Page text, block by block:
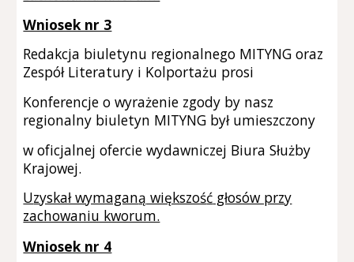
Wniosek nr 3
Redakcja biuletynu regionalnego MITYNG oraz
Zespół Literatury i Kolportażu prosi
Konferencje o wyrażenie zgody by nasz
regionalny biuletyn MITYNG był umieszczony
w oficjalnej ofercie wydawniczej Biura Służby
Krajowej.
Uzyskał wymaganą większość głosów przy
zachowaniu kworum.
Wniosek nr 4